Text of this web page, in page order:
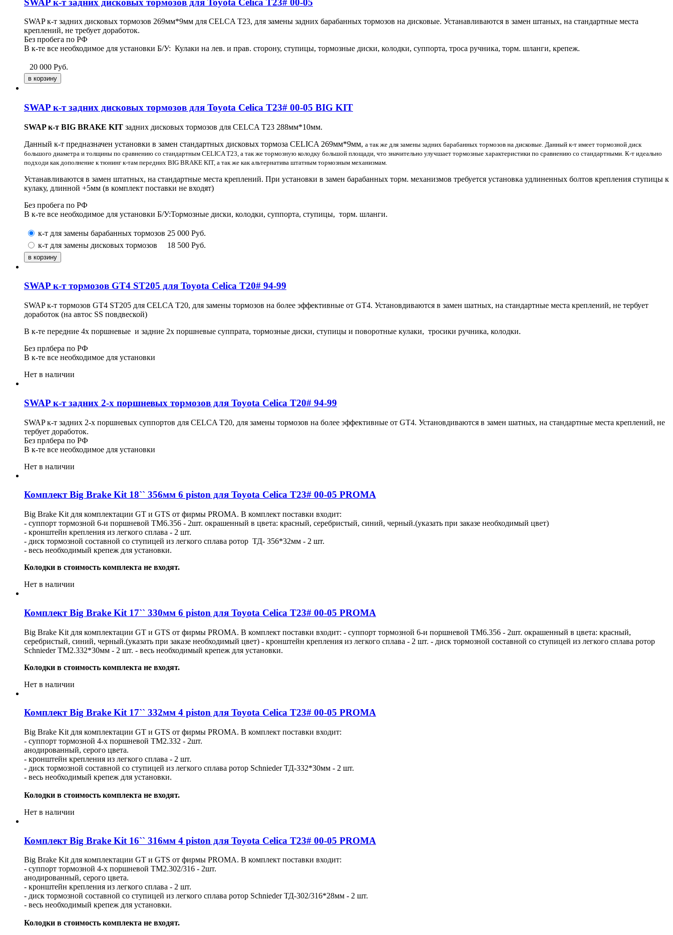
SWAP к-т задних дисковых тормозов 269мм*9мм для CELCA T23, для замены задних барабанных тормозов на дисковые. Устанавливаются в замен штаных, на стандартные места
креплений, не требует доработок.
Без пробега по РФ
В к-те все необходимое для установки Б/У: Кулаки на лев. и прав. сторону, ступицы, тормозные диски, колодки, суппорта, троса ручника, торм. шланги, крепеж.
20 000 Руб.
SWAP к-т задних дисковых тормозов для Toyota Celica T23# 00-05 BIG KIT
SWAP к-т BIG BRAKE KIT задних дисковых тормозов для CELCA T23 288мм*10мм.
Данный к-т предназначен установки в замен стандартных дисковых тормоза CELICA 269мм*9мм, а так же для замены задних барабанных тормозов на дисковые. Данный к-т имеет тормозной диск
большого диаметра и толщины по сравнению со стандартным CELICA T23, а так же тормозную колодку большой площади, что значительно улучшает тормозные характеристики по сравнению со стандартными. К-т идеально
подходи как дополнение к тюнинг к-там передних BIG BRAKE KIT, а так же как альтернатива штатным тормозным механизмам.
Устанавливаются в замен штатных, на стандартные места креплений. При установки в замен барабанных торм. механизмов требуется установка удлиненных болтов крепления ступицы к
кулаку, длинной +5мм (в комплект поставки не входят)
Без пробега по РФ
В к-те все необходимое для установки Б/У:Тормозные диски, колодки, суппорта, ступицы, торм. шланги.
к-т для замены барабанных тормозов 25 000 Руб.
к-т для замены дисковых тормозов
18 500 Руб.
SWAP к-т тормозов GT4 ST205 для Toyota Celica T20# 94-99
SWAP к-т тормозов GT4 ST205 для CELCA T20, для замены тормозов на более эффективные от GT4. Установдиваются в замен шатных, на стандартные места креплений, не тербует
доработок (на автос SS повдвеской)
В к-те передние 4х поршневые и задние 2х поршневые суппрата, тормозные диски, ступицы и поворотные кулаки, тросики ручника, колодки.
Без прлбера по РФ
В к-те все необходимое для установки
Нет в наличии
SWAP к-т задних 2-х поршневых тормозов для Toyota Celica T20# 94-99
SWAP к-т задних 2-х поршневых суппортов для CELCA T20, для замены тормозов на более эффективные от GT4. Установдиваются в замен шатных, на стандартные места креплений, не
тербует доработок.
Без прлбера по РФ
В к-те все необходимое для установки
Нет в наличии
Комплект Big Brake Kit 18`` 356мм 6 piston для Toyota Celica T23# 00-05 PROMA
Big Brake Kit для комплектации GT и GTS от фирмы PROMA. В комплект поставки входит:
- суппорт тормозной 6-и поршневой ТМ6.356 - 2шт. окрашенный в цвета: красный, серебристый, синий, черный.(указать при заказе необходимый цвет)
- кронштейн крепления из легкого сплава - 2 шт.
- диск тормозной составной со ступицей из легкого сплава ротор ТД- 356*32мм - 2 шт.
- весь необходимый крепеж для установки.
Колодки в стоимость комплекта не входят.
Нет в наличии
Комплект Big Brake Kit 17`` 330мм 6 piston для Toyota Celica T23# 00-05 PROMA
Big Brake Kit для комплектации GT и GTS от фирмы PROMA. В комплект поставки входит: - суппорт тормозной 6-и поршневой ТМ6.356 - 2шт. окрашенный в цвета: красный,
серебристый, синий, черный.(указать при заказе необходимый цвет) - кронштейн крепления из легкого сплава - 2 шт. - диск тормозной составной со ступицей из легкого сплава ротор
Schnieder ТМ2.332*30мм - 2 шт. - весь необходимый крепеж для установки.
Колодки в стоимость комплекта не входят.
Нет в наличии
Комплект Big Brake Kit 17`` 332мм 4 piston для Toyota Celica T23# 00-05 PROMA
Big Brake Kit для комплектации GT и GTS от фирмы PROMA. В комплект поставки входит:
- суппорт тормозной 4-х поршневой ТМ2.332 - 2шт.
анодированный, серого цвета.
- кронштейн крепления из легкого сплава - 2 шт.
- диск тормозной составной со ступицей из легкого сплава ротор Schnieder ТД-332*30мм - 2 шт.
- весь необходимый крепеж для установки.
Колодки в стоимость комплекта не входят.
Нет в наличии
Комплект Big Brake Kit 16`` 316мм 4 piston для Toyota Celica T23# 00-05 PROMA
Big Brake Kit для комплектации GT и GTS от фирмы PROMA. В комплект поставки входит:
- суппорт тормозной 4-х поршневой ТМ2.302/316 - 2шт.
анодированный, серого цвета.
- кронштейн крепления из легкого сплава - 2 шт.
- диск тормозной составной со ступицей из легкого сплава ротор Schnieder ТД-302/316*28мм - 2 шт.
- весь необходимый крепеж для установки.
Колодки в стоимость комплекта не входят.